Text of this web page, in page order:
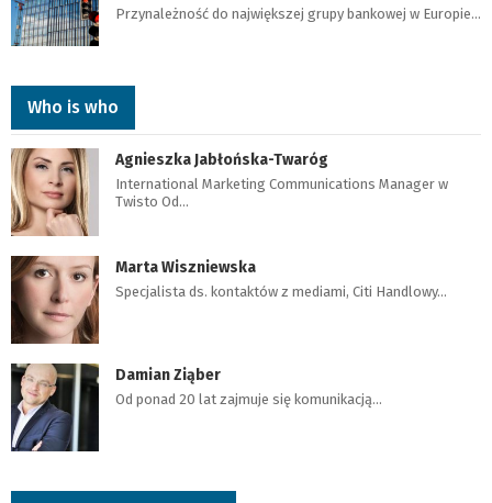
Przynależność do największej grupy bankowej w Europie…
Who is who
Agnieszka Jabłońska-Twaróg
International Marketing Communications Manager w
Twisto Od…
Marta Wiszniewska
Specjalista ds. kontaktów z mediami, Citi Handlowy…
Damian Ziąber
Od ponad 20 lat zajmuje się komunikacją…